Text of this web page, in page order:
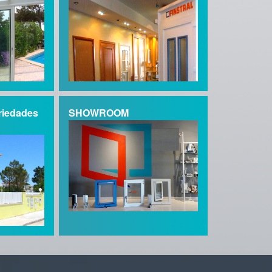
SHOWROOM